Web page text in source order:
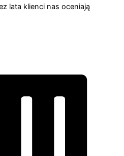
lata klienci nas oceniają